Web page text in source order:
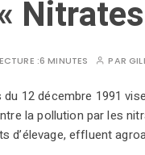
:6 MINUTES PAR
12 décembre 1991
la pollution par les
d’élevage, effluent